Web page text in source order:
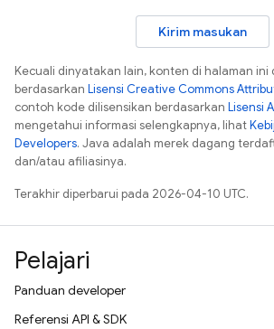
Kirim masukan
Kecuali dinyatakan lain, konten di halaman ini
berdasarkan Lisensi Creative Commons
contoh kode dilisensikan berdasarkan Lisensi
mengetahui informasi selengkapnya, lihat
Developers. Java adalah merek dagang
dan/atau afiliasinya.
Terakhir diperbarui pada 2026-04-10 UTC.
Pelajari
Panduan developer
Referensi API & SDK